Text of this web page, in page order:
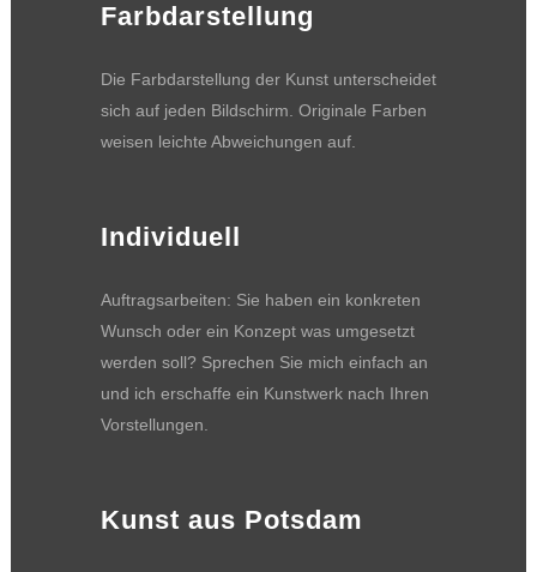
Farbdarstellung
Die Farbdarstellung der Kunst unterscheidet
sich auf jeden Bildschirm. Originale Farben
weisen leichte Abweichungen auf.
Individuell
Auftragsarbeiten: Sie haben ein konkreten
Wunsch oder ein Konzept was umgesetzt
werden soll? Sprechen Sie mich einfach an
und ich erschaffe ein Kunstwerk nach Ihren
Vorstellungen.
Kunst aus Potsdam